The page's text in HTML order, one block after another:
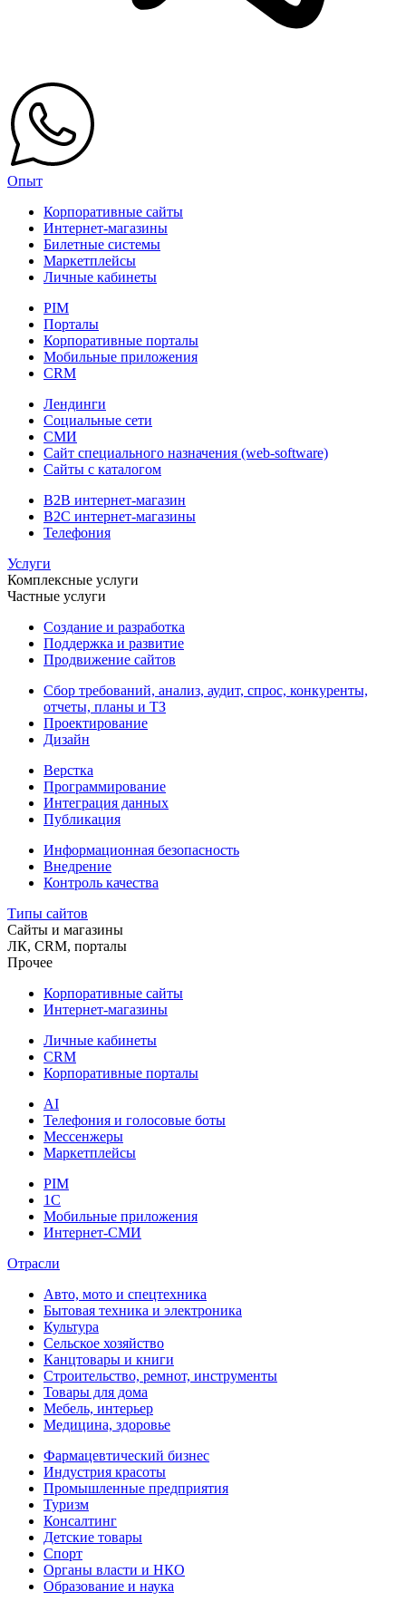
Опыт
Корпоративные сайты
Интернет-магазины
Билетные системы
Маркетплейсы
Личные кабинеты
PIM
Порталы
Корпоративные порталы
Мобильные приложения
CRM
Лендинги
Социальные сети
СМИ
Сайт специального назначения (web-software)
Сайты с каталогом
B2B интернет-магазин
B2C интернет-магазины
Телефония
Услуги
Комплексные услуги
Частные услуги
Создание и разработка
Поддержка и развитие
Продвижение сайтов
Сбор требований, анализ, аудит, спрос, конкуренты,
отчеты, планы и ТЗ
Проектирование
Дизайн
Верстка
Программирование
Интеграция данных
Публикация
Информационная безопасность
Внедрение
Контроль качества
Типы сайтов
Сайты и магазины
ЛК, CRM, порталы
Прочее
Корпоративные сайты
Интернет-магазины
Личные кабинеты
CRM
Корпоративные порталы
AI
Телефония и голосовые боты
Мессенжеры
Маркетплейсы
PIM
1C
Мобильные приложения
Интернет-СМИ
Отрасли
Авто, мото и спецтехника
Бытовая техника и электроника
Культура
Сельское хозяйство
Канцтовары и книги
Строительство, ремнот, инструменты
Товары для дома
Мебель, интерьер
Медицина, здоровье
Фармацевтический бизнес
Индустрия красоты
Промышленные предприятия
Туризм
Консалтинг
Детские товары
Спорт
Органы власти и НКО
Образование и наука